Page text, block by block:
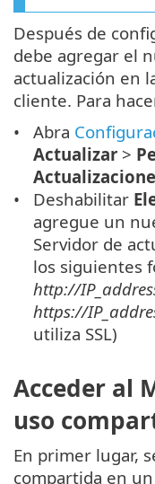
Después de
debe agregar el
actualización en
cliente. Para
Abra
Actualizar >
Deshabilitar
agregue un
Servidor de
los siguientes
http://
https://
utiliza SSL)
Acceder al
uso
En primer lugar,
compartida en